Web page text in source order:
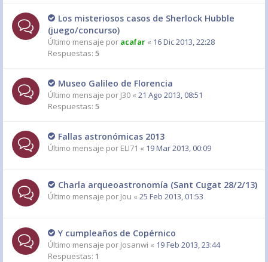
Los misteriosos casos de Sherlock Hubble
(juego/concurso)
Último mensaje por acafar « 16 Dic 2013, 22:28
Respuestas: 5
Museo Galileo de Florencia
Último mensaje por J30 « 21 Ago 2013, 08:51
Respuestas: 5
Fallas astronómicas 2013
Último mensaje por ELI71 « 19 Mar 2013, 00:09
Charla arqueoastronomía (Sant Cugat 28/2/13)
Último mensaje por Jou « 25 Feb 2013, 01:53
Y cumpleaños de Copérnico
Último mensaje por Josanwi « 19 Feb 2013, 23:44
Respuestas: 1